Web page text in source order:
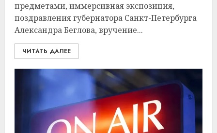
предметами, иммерсивная экспозиция,
поздравления губернатора Санкт-Петербурга
Александра Беглова, вручение...
ЧИТАТЬ ДАЛЕЕ